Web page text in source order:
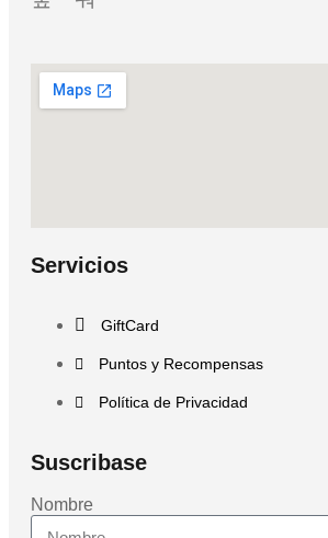
Servicios
GiftCard
Puntos y Recompensas
Política de Privacidad
Suscribase
Nombre